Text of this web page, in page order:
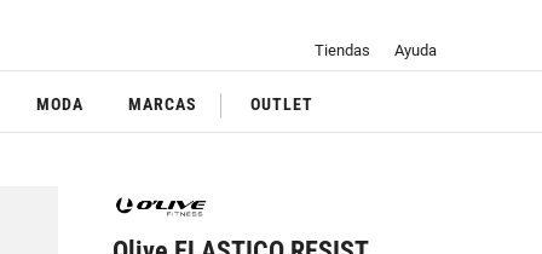
Tiendas Ayuda
MODA MARCAS OUTLET